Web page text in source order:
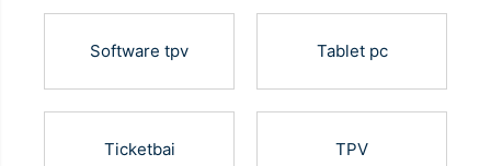
Software tpv Tablet pc
Ticketbai TPV